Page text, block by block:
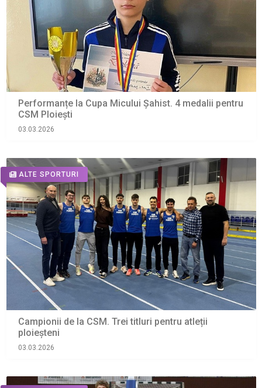
Performanțe la Cupa Micului Șahist. 4 medalii pentru
CSM Ploiești
03.03.2026
ALTE SPORTURI
Campionii de la CSM. Trei titluri pentru atleții
ploieșteni
03.03.2026